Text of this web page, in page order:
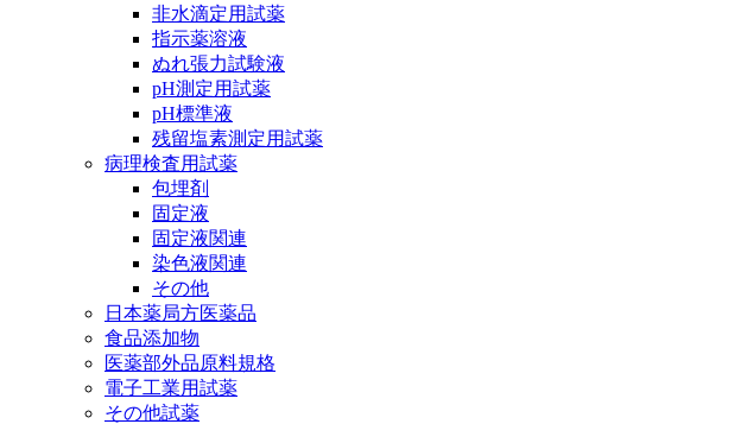
非水滴定用試薬
指示薬溶液
ぬれ張力試験液
pH測定用試薬
pH標準液
残留塩素測定用試薬
病理検査用試薬
包埋剤
固定液
固定液関連
染色液関連
その他
日本薬局方医薬品
食品添加物
医薬部外品原料規格
電子工業用試薬
その他試薬